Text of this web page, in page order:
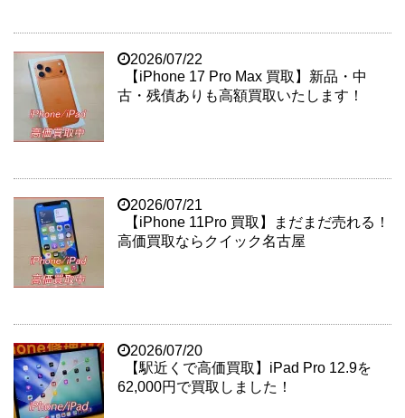
2026/07/22
【iPhone 17 Pro Max 買取】新品・中
古・残債ありも高額買取いたします！
2026/07/21
【iPhone 11Pro 買取】まだまだ売れる！
高価買取ならクイック名古屋
2026/07/20
【駅近くで高価買取】iPad Pro 12.9を
62,000円で買取しました！